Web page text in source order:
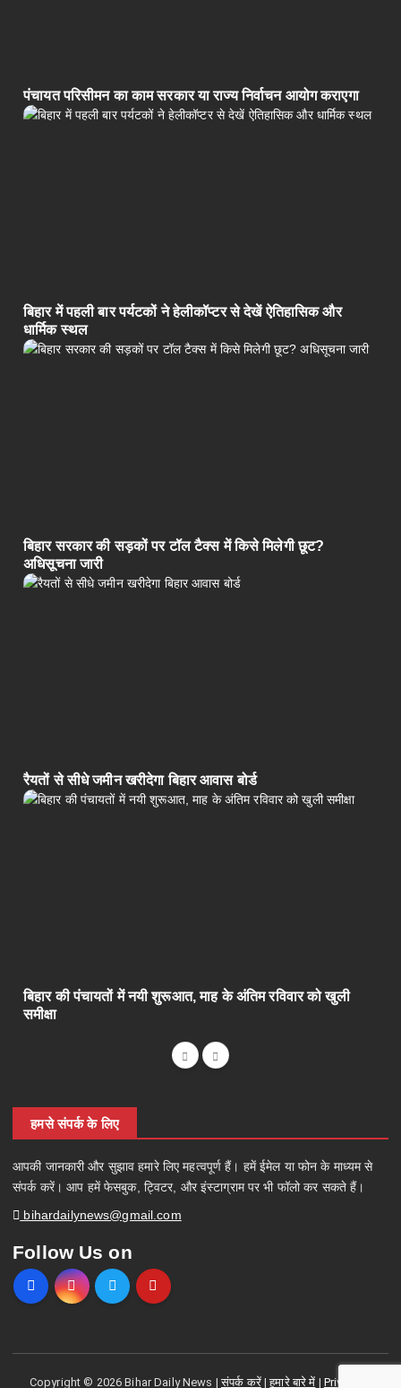
पंचायत परिसीमन का काम सरकार या राज्य निर्वाचन आयोग कराएगा
बिहार में पहली बार पर्यटकों ने हेलीकॉप्टर से देखें ऐतिहासिक और
धार्मिक स्थल
बिहार सरकार की सड़कों पर टॉल टैक्स में किसे मिलेगी छूट?
अधिसूचना जारी
रैयतों से सीधे जमीन खरीदेगा बिहार आवास बोर्ड
बिहार की पंचायतों में नयी शुरूआत, माह के अंतिम रविवार को खुली
समीक्षा
हमसे संपर्क के लिए
आपकी जानकारी और सुझाव हमारे लिए महत्वपूर्ण हैं। हमें ईमेल या फोन के माध्यम से
संपर्क करें। आप हमें फेसबुक, ट्विटर, और इंस्टाग्राम पर भी फॉलो कर सकते हैं।
bihardailynews@gmail.com
Follow Us on
Copyright © 2026 Bihar Daily News |संपर्क करें|हमारे बारे में | Privacy &